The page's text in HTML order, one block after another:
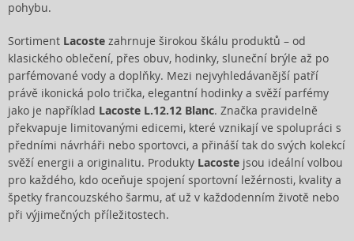
pohybu.
Sortiment Lacoste zahrnuje širokou škálu produktů – od
klasického oblečení, přes obuv, hodinky, sluneční brýle až po
parfémované vody a doplňky. Mezi nejvyhledávanější patří
právě ikonická polo trička, elegantní hodinky a svěží parfémy
jako je například Lacoste L.12.12 Blanc. Značka pravidelně
překvapuje limitovanými edicemi, které vznikají ve spolupráci s
předními návrháři nebo sportovci, a přináší tak do svých kolekcí
svěží energii a originalitu. Produkty Lacoste jsou ideální volbou
pro každého, kdo oceňuje spojení sportovní ležérnosti, kvality a
špetky francouzského šarmu, ať už v každodenním životě nebo
při výjimečných příležitostech.